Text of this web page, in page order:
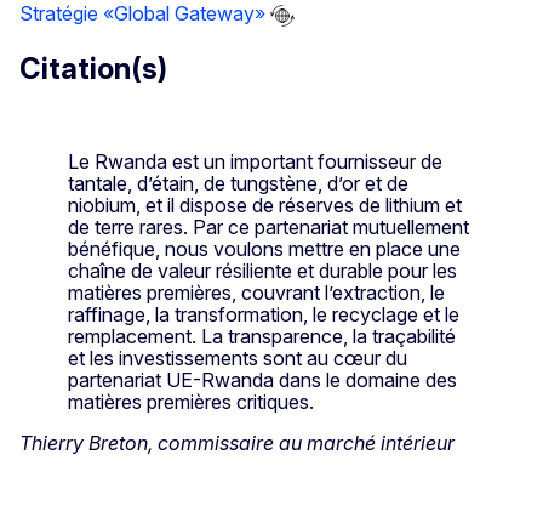
Stratégie «Global Gateway»
Citation(s)
Le Rwanda est un important fournisseur de
tantale, d’étain, de tungstène, d’or et de
niobium, et il dispose de réserves de lithium et
de terre rares. Par ce partenariat mutuellement
bénéfique, nous voulons mettre en place une
chaîne de valeur résiliente et durable pour les
matières premières, couvrant l’extraction, le
raffinage, la transformation, le recyclage et le
remplacement. La transparence, la traçabilité
et les investissements sont au cœur du
partenariat UE-Rwanda dans le domaine des
matières premières critiques.
Thierry Breton, commissaire au marché intérieur